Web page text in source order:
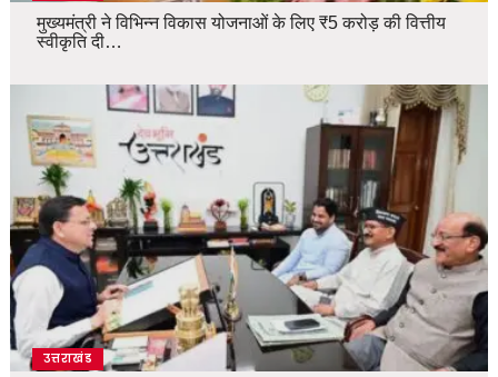
मुख्यमंत्री ने विभिन्न विकास योजनाओं के लिए ₹5 करोड़ की वित्तीय
स्वीकृति दी…
उत्तराखंड